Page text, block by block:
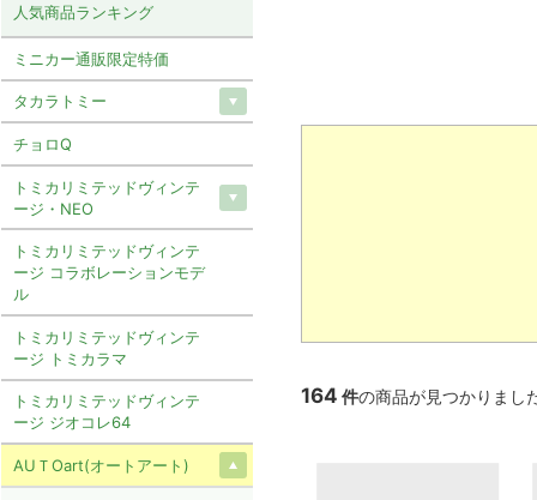
164 件の商品が見つかりまし
人気商品ランキング
ミニカー通販限定特価
タカラトミー
チョロQ
トミカリミテッドヴィンテ
ージ・NEO
トミカリミテッドヴィンテ
ージ コラボレーションモデ
ル
トミカリミテッドヴィンテ
ージ トミカラマ
トミカリミテッドヴィンテ
ージ ジオコレ64
AUＴOart(オートアート)